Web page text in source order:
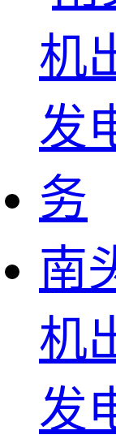
南
机
发